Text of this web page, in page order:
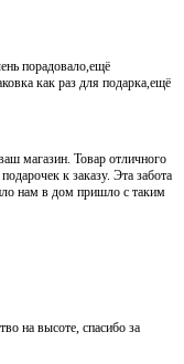
порадовало,ещё
как раз для подарка,ещё
магазин. Товар отличного
к заказу. Эта забота
нам в дом пришло с таким
на высоте, спасибо за